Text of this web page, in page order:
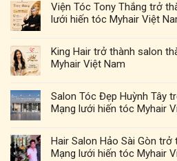
Viện Tóc Tony Thắng trở
lưới hiến tóc Myhair Việt
King Hair trở thành salon
Myhair Việt Nam
Salon Tóc Đẹp Huỳnh Tây
Mạng lưới hiến tóc Myhair
Hair Salon Hảo Sài Gòn trở
Mạng lưới hiến tóc Myhair